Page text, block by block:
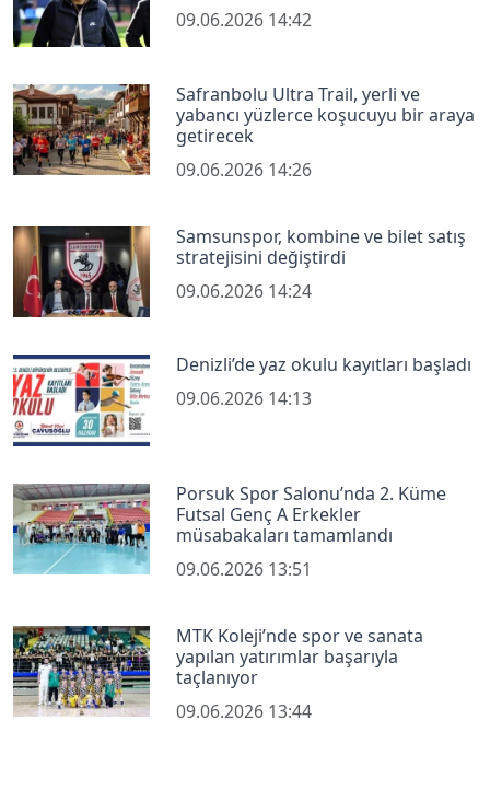
09.06.2026 14:42
Safranbolu Ultra Trail, yerli ve
yabancı yüzlerce koşucuyu bir araya
getirecek
09.06.2026 14:26
Samsunspor, kombine ve bilet satış
stratejisini değiştirdi
09.06.2026 14:24
Denizli’de yaz okulu kayıtları başladı
09.06.2026 14:13
Porsuk Spor Salonu’nda 2. Küme
Futsal Genç A Erkekler
müsabakaları tamamlandı
09.06.2026 13:51
MTK Koleji’nde spor ve sanata
yapılan yatırımlar başarıyla
taçlanıyor
09.06.2026 13:44